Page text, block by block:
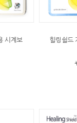
시계보
힐링쉴드